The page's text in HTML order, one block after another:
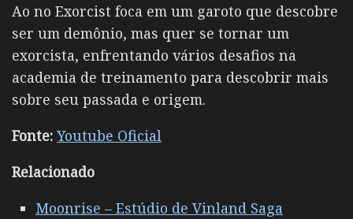
Ao no Exorcist foca em um garoto que descobre
ser um demônio, mas quer se tornar um
exorcista, enfrentando vários desafios na
academia de treinamento para descobrir mais
sobre seu passada e origem.
Fonte: Youtube Oficial
Relacionado
Moonrise – Estúdio de Vinland Saga